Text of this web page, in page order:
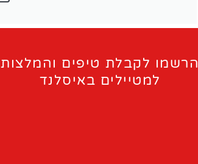
הרשמו לקבלת טיפים והמלצות
למטיילים באיסלנד